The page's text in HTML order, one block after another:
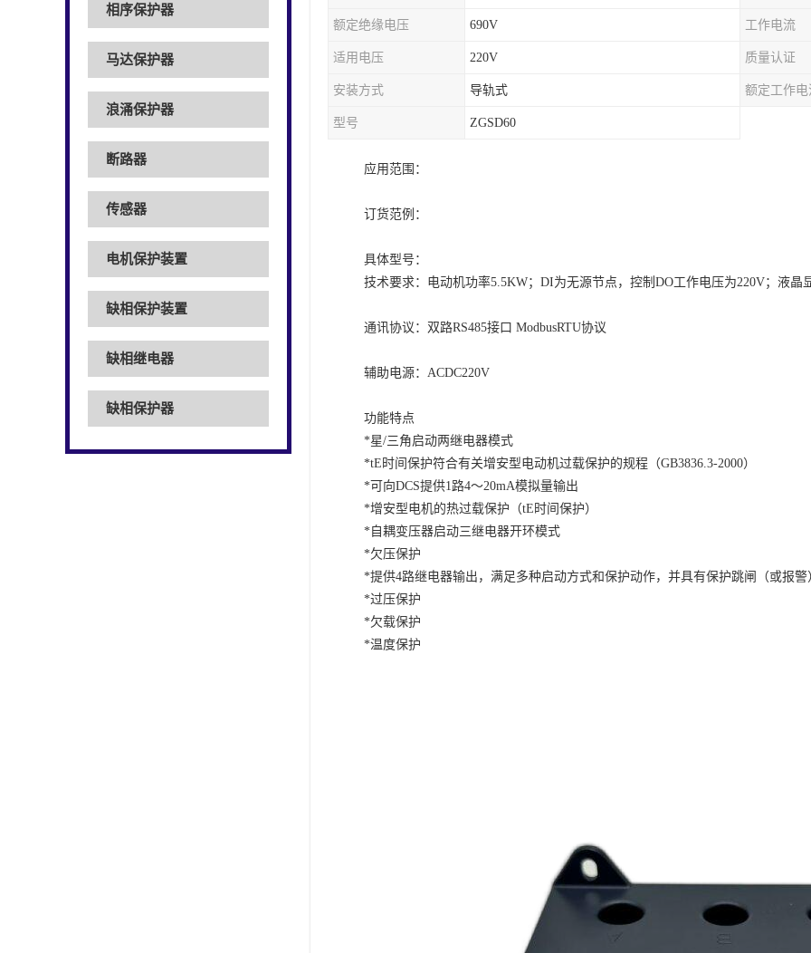
相序保护器
马达保护器
浪涌保护器
断路器
传感器
电机保护装置
缺相保护装置
缺相继电器
缺相保护器
额定绝缘电压 690V 工作电流
适用电压 220V 质量认证
安装方式 导轨式 额定工作电
型号 ZGSD60
应用范围：
订货范例：
具体型号：
技术要求：电动机功率5.5KW； DI为无源节点，控制 DO工作电压为220V；液晶
通讯协议：双路RS485接口 ModbusRTU协议
辅助电源： ACDC220V
功能特点
*星/三角启动两继电器模式
*tE 时间保护符合有关增安型电动机过载保护的规程（GB3836.3-2000）
*可向DCS提供1路4～20mA模拟量输出
*增安型电机的热过载保护（tE 时间保护）
* 自耦变压器启动三继电器开环模式
*欠压保护
*提供4路继电器输出，满足多种启动方式和保护动作，并具有保护跳闸（或报警
*过压保护
*欠载保护
*温度保护